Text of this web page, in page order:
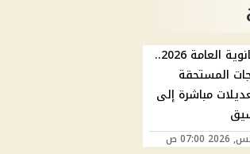
تظلمات الثانوية العامة 2026..
المستحقة
مباشرة إلى